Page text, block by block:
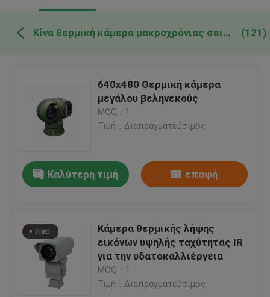
Κίνα θερμική κάμερα μακροχρόνιας σειράς (121)
640x480 Θερμική κάμερα
μεγάλου βεληνεκούς
MOQ：1
Τιμή：Διαπραγματεύσιμος
Καλύτερη τιμή επαφή
Κάμερα θερμικής λήψης
εικόνων υψηλής ταχύτητας IR
για την υδατοκαλλιέργεια
MOQ：1
Τιμή：Διαπραγματεύσιμος